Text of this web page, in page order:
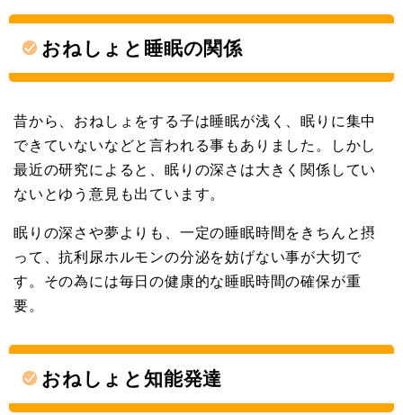
おねしょと睡眠の関係
昔から、おねしょをする子は睡眠が浅く、眠りに集中
できていないなどと言われる事もありました。しかし
最近の研究によると、眠りの深さは大きく関係してい
ないとゆう意見も出ています。
眠りの深さや夢よりも、一定の睡眠時間をきちんと摂
って、抗利尿ホルモンの分泌を妨げない事が大切で
す。その為には毎日の健康的な睡眠時間の確保が重
要。
おねしょと知能発達